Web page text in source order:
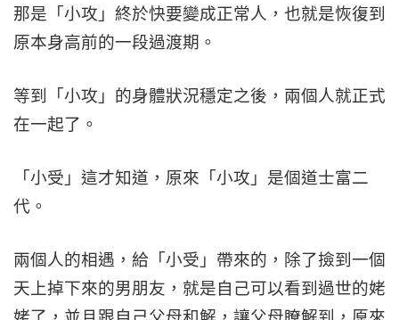
那是「小攻」終於快要變成正常人，也就是恢復到
原本身高前的一段過渡期。
等到「小攻」的身體狀況穩定之後，兩個人就正式
在一起了。
「小受」這才知道，原來「小攻」是個道士富二
代。
兩個人的相遇，給「小受」帶來的，除了撿到一個
天上掉下來的男朋友，就是自己可以看到過世的姥